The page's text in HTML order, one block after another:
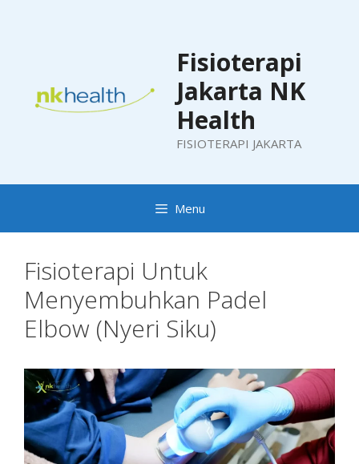
Fisioterapi
Jakarta NK
Health
FISIOTERAPI JAKARTA
Menu
Fisioterapi Untuk
Menyembuhkan Padel
Elbow (Nyeri Siku)